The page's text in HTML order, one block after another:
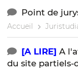
Point de
Accueil
[A LIRE] A
du site partiels-